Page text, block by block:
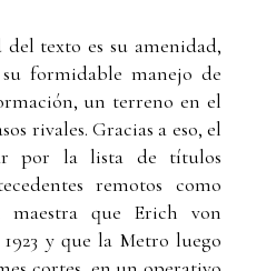
texto es su amenidad,
formidable manejo de
un terreno en el
rivales. Gracias a eso, el
por la lista de títulos
remotos como
maestra que Erich von
y que la Metro luego